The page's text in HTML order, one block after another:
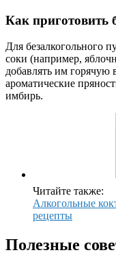
Как приготовить
Для безалкогольного
соки (например,
добавлять им горячую
ароматические
имбирь.
Читайте также:
Алкогольные
рецепты
Полезные